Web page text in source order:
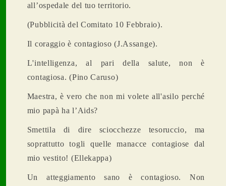
all’ospedale del tuo territorio.
(Pubblicità del Comitato 10 Febbraio).
Il coraggio è contagioso (J.Assange).
L'intelligenza, al pari della salute, non è
contagiosa. (Pino Caruso)
Maestra, è vero che non mi volete all'asilo perché
mio papà ha l’Aids?
Smettila di dire sciocchezze tesoruccio, ma
soprattutto togli quelle manacce contagiose dal
mio vestito! (Ellekappa)
Un atteggiamento sano è contagioso. Non